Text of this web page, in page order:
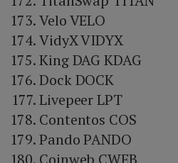
Velo VELO
VidyX VIDYX
King DAG KDAG
Dock DOCK
Livepeer LPT
Contentos COS
Pando PANDO
Coinweb CWEB